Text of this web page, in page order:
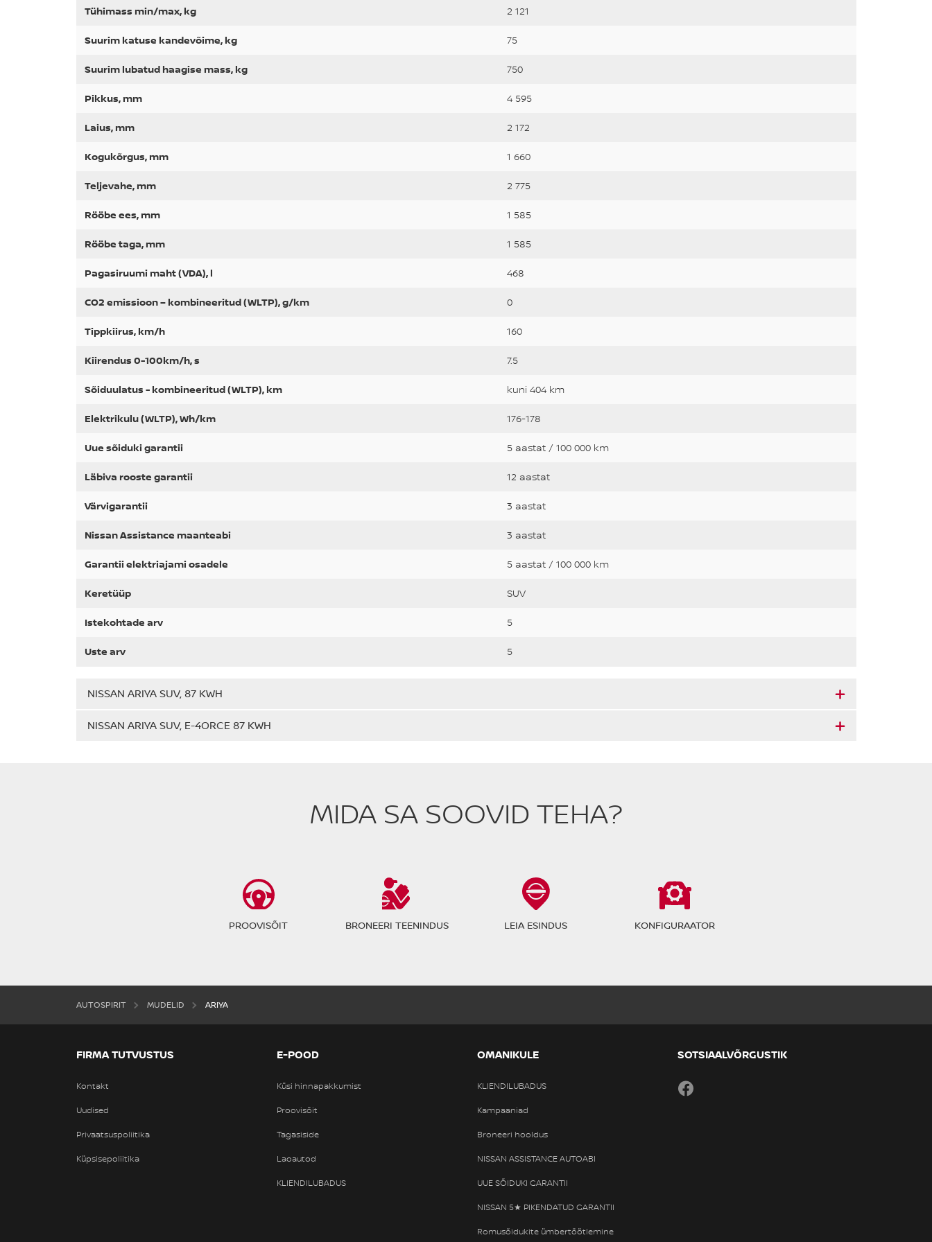
Tühimass min/max, kg 2 121
Suurim katuse kandevõime, kg 75
Suurim lubatud haagise mass, kg 750
Pikkus, mm 4 595
Laius, mm 2 172
Kogukõrgus, mm 1 660
Teljevahe, mm 2 775
Rööbe ees, mm 1 585
Rööbe taga, mm 1 585
Pagasiruumi maht (VDA), l 468
CO2 emissioon – kombineeritud (WLTP), g/km 0
Tippkiirus, km/h 160
Kiirendus 0-100km/h, s 7.5
Sõiduulatus - kombineeritud (WLTP), km kuni 404 km
Elektrikulu (WLTP), Wh/km 176-178
Uue sõiduki garantii 5 aastat / 100 000 km
Läbiva rooste garantii 12 aastat
Värvigarantii 3 aastat
Nissan Assistance maanteabi 3 aastat
Garantii elektriajami osadele 5 aastat / 100 000 km
Keretüüp SUV
Istekohtade arv 5
Uste arv 5
NISSAN ARIYA SUV, 87 KWH
NISSAN ARIYA SUV, E-4ORCE 87 KWH
MIDA SA SOOVID TEHA?
PROOVISÕIT BRONEERI TEENINDUS LEIA ESINDUS KONFIGURAATOR
AUTOSPIRIT MUDELID ARIYA
FIRMA TUTVUSTUS
Kontakt
Uudised
Privaatsuspoliitika
Küpsisepoliitika
E-POOD
Küsi hinnapakkumist
Proovisõit
Tagasiside
Laoautod
KLIENDILUBADUS
OMANIKULE
KLIENDILUBADUS
Kampaaniad
Broneeri hooldus
NISSAN ASSISTANCE AUTOABI
UUE SÕIDUKI GARANTII
NISSAN 5★ PIKENDATUD GARANTII
Romusõidukite ümbertöötlemine
SOTSIAALVÕRGUSTIK